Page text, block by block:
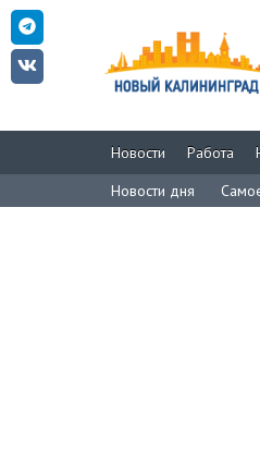
Новости Работа
Новости дня